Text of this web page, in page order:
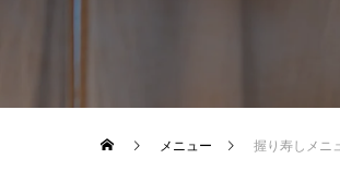
メニュー 握り寿しメニ